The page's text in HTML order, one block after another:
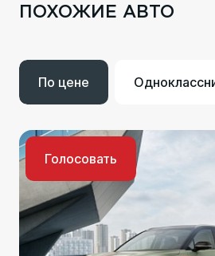
ПОХОЖИЕ АВТО
По цене
Голосовать